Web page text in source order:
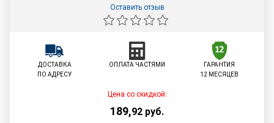
Оставить отзыв
ДОСТАВКА
ПО АДРЕСУ
ОПЛАТА ЧАСТЯМИ
ГАРАНТИЯ
12 МЕСЯЦЕВ
Цена со скидкой:
189,92 руб.